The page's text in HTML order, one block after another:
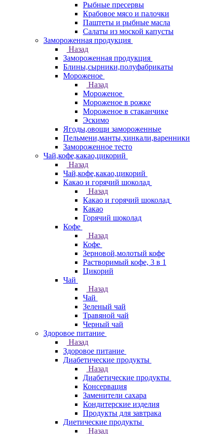
Рыбные пресервы
Крабовое мясо и палочки
Паштеты и рыбные масла
Салаты из моской капусты
Замороженная продукция
Назад
Замороженная продукция
Блины,сырники,полуфабрикаты
Мороженое
Назад
Мороженое
Мороженое в рожке
Мороженое в стаканчике
Эскимо
Ягоды,овощи замороженные
Пельмени,манты,хинкали,варенники
Замороженное тесто
Чай,кофе,какао,цикорий
Назад
Чай,кофе,какао,цикорий
Какао и горячий шоколад
Назад
Какао и горячий шоколад
Какао
Горячий шоколад
Кофе
Назад
Кофе
Зерновой,молотый кофе
Растворимый кофе, 3 в 1
Цикорий
Чай
Назад
Чай
Зеленый чай
Травяной чай
Черный чай
Здоровое питание
Назад
Здоровое питание
Диабетические продукты
Назад
Диабетические продукты
Консервация
Заменители сахара
Кондитерские изделия
Продукты для завтрака
Диетические продукты
Назад